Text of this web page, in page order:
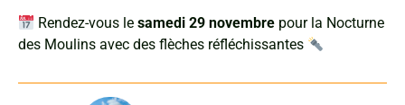
Rendez-vous lesamedi 29 novembre pour la Nocturne
des Moulins avec des flèches réfléchissantes